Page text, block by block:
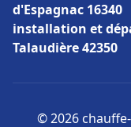
d'Espagnac 16340
installation et
Talaudière 42350
© 2026